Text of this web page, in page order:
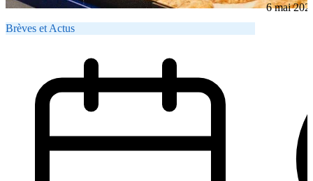
Brèves et Actus
6 mai